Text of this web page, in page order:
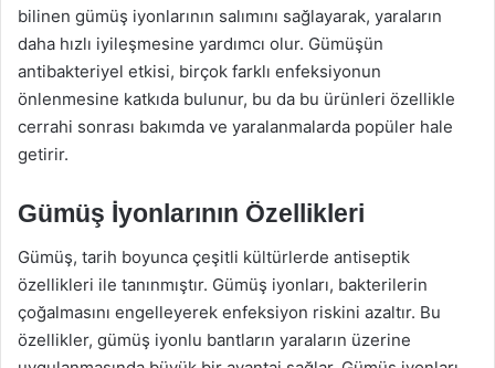
bilinen gümüş iyonlarının salımını sağlayarak, yaraların
daha hızlı iyileşmesine yardımcı olur. Gümüşün
antibakteriyel etkisi, birçok farklı enfeksiyonun
önlenmesine katkıda bulunur, bu da bu ürünleri özellikle
cerrahi sonrası bakımda ve yaralanmalarda popüler hale
getirir.
Gümüş İyonlarının Özellikleri
Gümüş, tarih boyunca çeşitli kültürlerde antiseptik
özellikleri ile tanınmıştır. Gümüş iyonları, bakterilerin
çoğalmasını engelleyerek enfeksiyon riskini azaltır. Bu
özellikler, gümüş iyonlu bantların yaraların üzerine